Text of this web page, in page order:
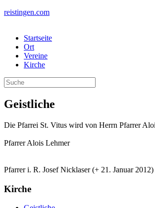
reistingen.com
Startseite
Ort
Vereine
Kirche
Geistliche
Die Pfarrei St. Vitus wird von Herrn Pfarrer
Pfarrer Alois Lehmer
Pfarrer i. R. Josef Nicklaser (+ 21. Januar 2012)
Kirche